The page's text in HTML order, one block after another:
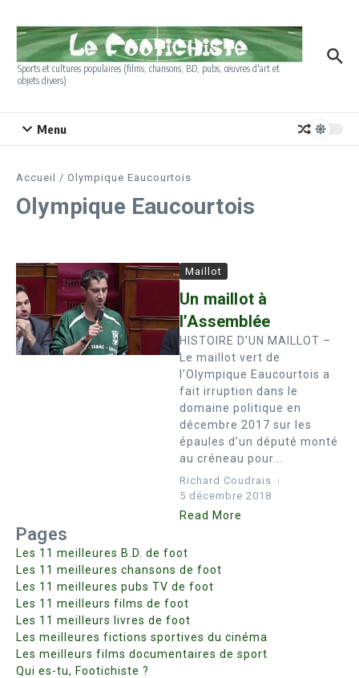
Sports et cultures populaires (films, chansons, BD, pubs, œuvres d'art et
objets divers)
Menu
Accueil / Olympique Eaucourtois
Olympique Eaucourtois
Maillot
Un maillot à
l’Assemblée
HISTOIRE D’UN MAILLOT –
Le maillot vert de
l’Olympique Eaucourtois a
fait irruption dans le
domaine politique en
décembre 2017 sur les
épaules d’un député monté
au créneau pour...
Richard Coudrais
5 décembre 2018
Read More
Pages
Les 11 meilleures B.D. de foot
Les 11 meilleures chansons de foot
Les 11 meilleures pubs TV de foot
Les 11 meilleurs films de foot
Les 11 meilleurs livres de foot
Les meilleures fictions sportives du cinéma
Les meilleurs films documentaires de sport
Qui es-tu, Footichiste ?